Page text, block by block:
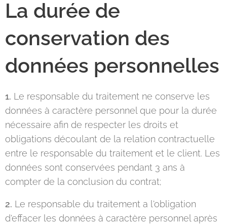
La durée de
conservation des
données personnelles
1. Le responsable du traitement ne conserve les
données à caractère personnel que pour la durée
nécessaire afin de respecter les droits et
obligations découlant de la relation contractuelle
entre le responsable du traitement et le client. Les
données sont conservées pendant 3 ans à
compter de la conclusion du contrat;
2. Le responsable du traitement a l'obligation
d'effacer les données à caractère personnel après